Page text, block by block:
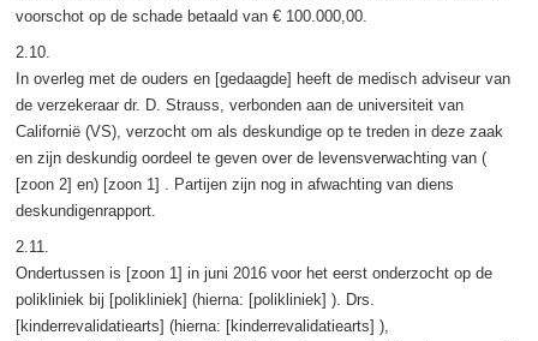
voorschot op de schade betaald van € 100.000,00.
2.10.
In overleg met de ouders en [gedaagde] heeft de medisch adviseur van
de verzekeraar dr. D. Strauss, verbonden aan de universiteit van
Californië (VS), verzocht om als deskundige op te treden in deze zaak
en zijn deskundig oordeel te geven over de levensverwachting van (
[zoon 2] en) [zoon 1] . Partijen zijn nog in afwachting van diens
deskundigenrapport.
2.11.
Ondertussen is [zoon 1] in juni 2016 voor het eerst onderzocht op de
polikliniek bij [polikliniek] (hierna: [polikliniek] ). Drs.
[kinderrevalidatiearts] (hierna: [kinderrevalidatiearts] ),